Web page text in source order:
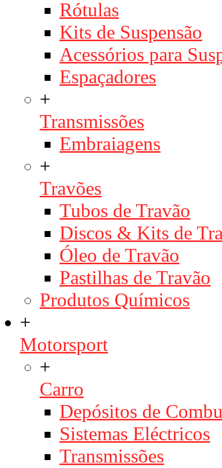
Rótulas
Kits de Suspensão
Acessórios para
Espaçadores
+
Transmissões
Embraiagens
+
Travões
Tubos de Travão
Discos & Kits de
Óleo de Travão
Pastilhas de Travão
Produtos Químicos
+
Motorsport
+
Carro
Depósitos de
Sistemas Eléctricos
Transmissões